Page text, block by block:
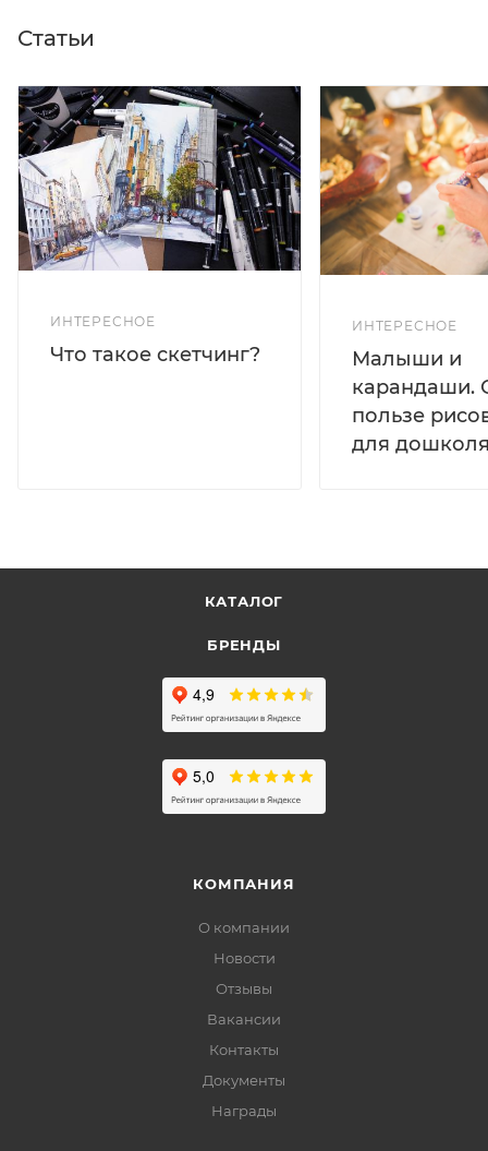
Статьи
ИНТЕРЕСНОЕ
Что такое скетчинг?
ИНТЕРЕСНОЕ
Малыши и
карандаши.
пользе
для
КАТАЛОГ
БРЕНДЫ
КОМПАНИЯ
О компании
Новости
Отзывы
Вакансии
Контакты
Документы
Награды